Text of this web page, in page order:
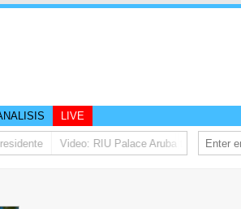
LIVE
Video: RIU Palace Aruba ta eleva